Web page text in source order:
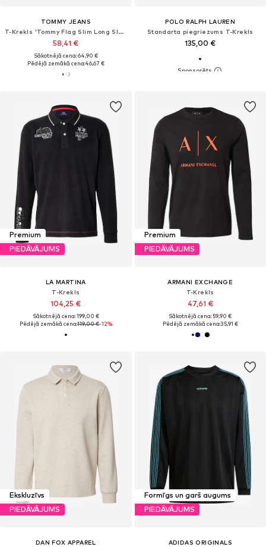
TOMMY JEANS
T-Krekls 'Tommy Flag Slim Long Sleeve T'
58,41 €
Sākotnējā cena: 64,90 €
Pēdējā zemākā cena:46,67 €
POLO RALPH LAUREN
Standarta piegriezums T-Krekls
135,00 €
Premium
PIEDĀVĀJUMS
LA MARTINA
T-Krekls
104,25 €
Sākotnējā cena: 199,00 €
Pēdējā zemākā cena:119,00 €-12%
Premium
PIEDĀVĀJUMS
ARMANI EXCHANGE
T-Krekls
47,61 €
Sākotnējā cena: 59,90 €
Pēdējā zemākā cena:35,91 €
Ekskluzīvs
PIEDĀVĀJUMS
DAN FOX APPAREL
Formīgs un garš augums
PIEDĀVĀJUMS
ADIDAS ORIGINALS